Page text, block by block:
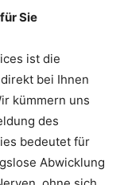
Sie
ist die
bei Ihnen
kümmern uns
des
bedeutet für
Abwicklung